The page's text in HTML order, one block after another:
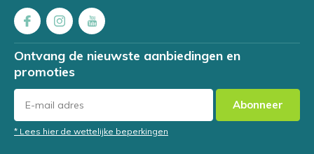
Ontvang de nieuwste aanbiedingen en
promoties
Abonneer
* Lees hier de wettelijke beperkingen